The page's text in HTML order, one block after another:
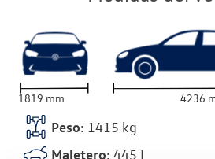
1819 mm 4236
Peso: 1415 kg
Maletero: 445 L